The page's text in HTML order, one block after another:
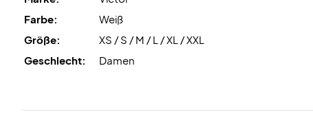
Farbe:
Weiß
Größe:
XS / S / M / L / XL / XXL
Geschlecht:
Damen